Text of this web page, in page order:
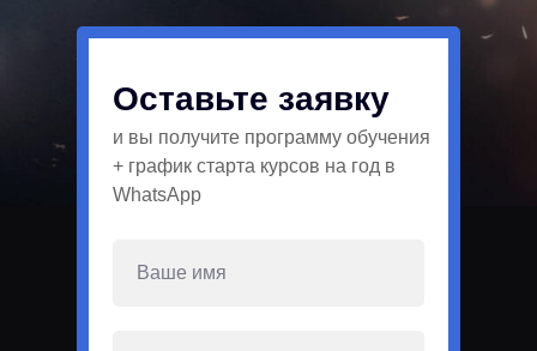
Оставьте заявку
и вы получите программу обучения
+ график старта курсов на год в
WhatsApp